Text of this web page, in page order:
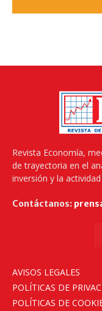
Revista Economía,
de trayectoria en el
inversión y la
Contáctanos:
AVISOS LEGALES
POLÍTICAS DE
POLÍTICAS DE